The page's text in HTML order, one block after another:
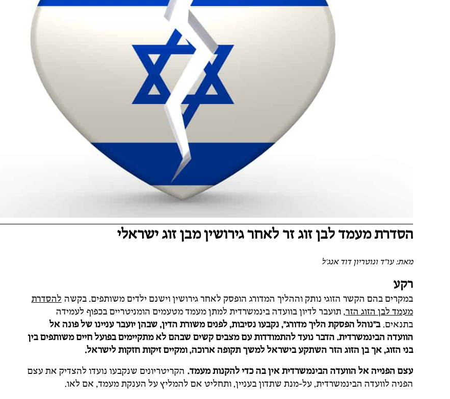
הסדרת מעמד לבן זוג זר לאחר גירושין מבן זוג ישראלי
מאת: עו"ד ונוטריון דוד אנג'ל
רקע
במקרים בהם הקשר הזוגי נותק וההליך המדורג הופסק לאחר גירושין וישנם ילדים משותפים. בקשה להסדרת
מעמד לבן הזוג הזר, תועבר לדיון בוועדה בינמשרדית למתן מעמד מטעמים הומניטריים בכפוף לעמידה
בתנאים.ב"נוהל הפסקת הליך מדורג", נקבעו נסיבות, לפנים משורת הדין, שבהן יועבר עניינו של פונה אל
הוועדה הבינמשרדית. הדבר נועד להתמודדות עם מצבים קשים שבהם לא מתקיימים בפועל חיים משותפים בין
בני הזוג, אך בן הזוג הזר השתקע בישראל למשך תקופה ארוכה, ומקיים זיקות חזקות לישראל.
עצם הפנייה אל הוועדה הבינמשרדית אין בה כדי להקנות מעמד. הקריטריונים שנקבעו נועדו להצדיק את עצם
הפניה לוועדה הבינמשרדית, על-מנת שתדון בעניין, ותחליט אם להמליץ על הענקת מעמד, אם לאו.